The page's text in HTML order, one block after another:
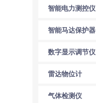
智能电力测控仪
智能马达保护器
数字显示调节仪
雷达物位计
气体检测仪